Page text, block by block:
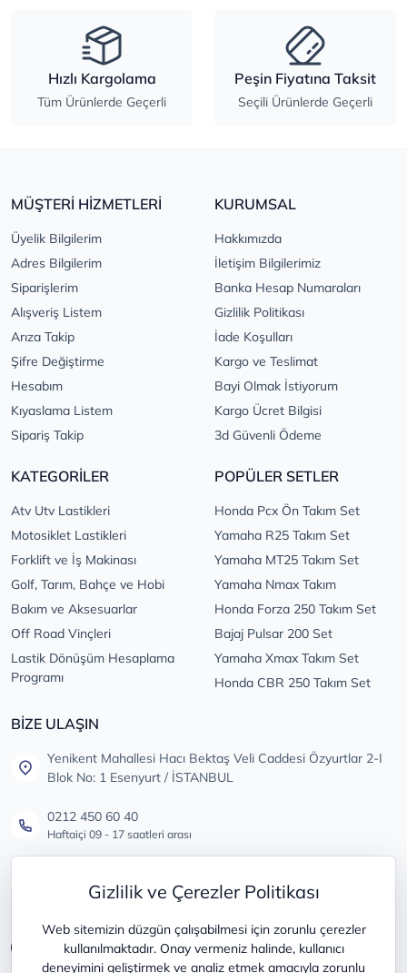
Gizlilik ve Çerezler Politikası
Web sitemizin düzgün çalışabilmesi için zorunlu çerezler
kullanılmaktadır. Onay vermeniz halinde, kullanıcı
deneyimini geliştirmek ve analiz etmek amacıyla zorunlu
Hızlı Kargolama
Tüm Ürünlerde Geçerli
Peşin Fiyatına Taksit
Seçili Ürünlerde Geçerli
MÜŞTERİ HİZMETLERİ
Üyelik Bilgilerim
Adres Bilgilerim
Siparişlerim
Alışveriş Listem
Arıza Takip
Şifre Değiştirme
Hesabım
Kıyaslama Listem
Sipariş Takip
KURUMSAL
Hakkımızda
İletişim Bilgilerimiz
Banka Hesap Numaraları
Gizlilik Politikası
İade Koşulları
Kargo ve Teslimat
Bayi Olmak İstiyorum
Kargo Ücret Bilgisi
3d Güvenli Ödeme
KATEGORİLER
Atv Utv Lastikleri
Motosiklet Lastikleri
Forklift ve İş Makinası
Golf, Tarım, Bahçe ve Hobi
Bakım ve Aksesuarlar
Off Road Vinçleri
Lastik Dönüşüm Hesaplama
Programı
POPÜLER SETLER
Honda Pcx Ön Takım Set
Yamaha R25 Takım Set
Yamaha MT25 Takım Set
Yamaha Nmax Takım
Honda Forza 250 Takım Set
Bajaj Pulsar 200 Set
Yamaha Xmax Takım Set
Honda CBR 250 Takım Set
BİZE ULAŞIN
Yenikent Mahallesi Hacı Bektaş Veli Caddesi Özyurtlar 2-I
Blok No: 1 Esenyurt / İSTANBUL
0212 450 60 40
Haftaiçi 09 - 17 saatleri arası
Tüm öneri ve şikayetleriniz için